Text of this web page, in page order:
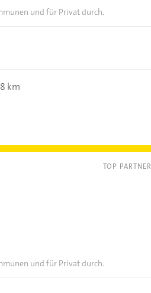
und für Privat durch.
km
TOP PARTNER
und für Privat durch.